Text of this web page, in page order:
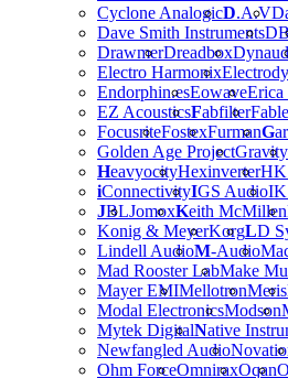
Cyclone AnalogicD.A.V
Dave Smith Instruments
DrawmerDreadbox
Electro Harmonix
Endorphin.esEowaveErica
EZ AcousticsFabfilter
FocusriteFostexFurmanG
Golden Age ProjectGravity
HeavyocityHexinverterHK
iConnectivityIGS AudioIK
JBLJomoxKeith McMillen
Konig & MeyerKorgLD
Lindell AudioM-Audio
Mad Rooster LabMake
Mayer EMIMellotronMeris
Modal ElectronicsModson
Mytek DigitalNative
Newfangled Audio
Ohm ForceOmniraxOqan